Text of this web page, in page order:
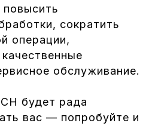
повысить
сократить
операции,
обслуживание.
будет рада
вас — попробуйте и